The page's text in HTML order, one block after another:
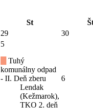
St
29
30
5
Tuhý
komunálny odpad
- II. Deň zberu
Lendak
(Kežmarok),
TKO 2. deň
6